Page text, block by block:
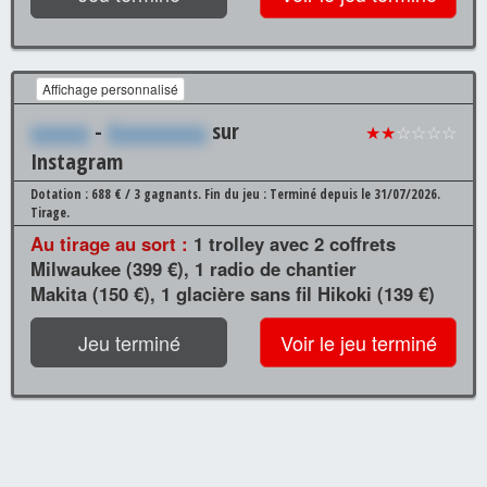
Affichage personnalisé
xxxxxx - Xxxxxxxxxx sur
Instagram
★★☆☆☆☆
Dotation : 688 € / 3 gagnants. Fin du jeu : Terminé depuis le 31/07/2026.
Tirage.
Au tirage au sort : 1 trolley avec 2 coffrets
Milwaukee (399 €), 1 radio de chantier
Makita (150 €), 1 glacière sans fil Hikoki (139 €)
Jeu terminé Voir le jeu terminé